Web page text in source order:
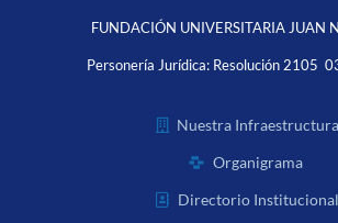
FUNDACIÓN UNIVERSITARIA JUAN
Personería Jurídica: Resolución 2105
Nuestra Infraestructura
Organigrama
Directorio Institucional